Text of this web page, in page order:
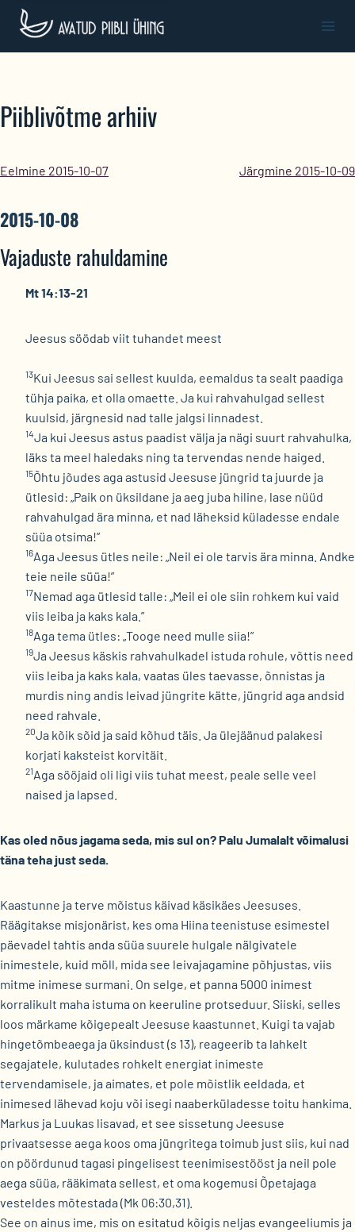
Skip
content
Piiblivõtme arhiiv
Eelmine 2015-10-07 Järgmine 2015-10-09
2015-10-08
Vajaduste rahuldamine
Mt 14:13-21
Jeesus söödab viit tuhandet meest
13Kui Jeesus sai sellest kuulda, eemaldus ta sealt paadiga
tühja paika, et olla omaette. Ja kui rahvahulgad sellest
kuulsid, järgnesid nad talle jalgsi linnadest.
14Ja kui Jeesus astus paadist välja ja nägi suurt rahvahulka,
läks ta meel haledaks ning ta tervendas nende haiged.
15Õhtu jõudes aga astusid Jeesuse jüngrid ta juurde ja
ütlesid: „Paik on üksildane ja aeg juba hiline, lase nüüd
rahvahulgad ära minna, et nad läheksid küladesse endale
süüa otsima!”
16Aga Jeesus ütles neile: „Neil ei ole tarvis ära minna. Andke
teie neile süüa!”
17Nemad aga ütlesid talle: „Meil ei ole siin rohkem kui vaid
viis leiba ja kaks kala.”
18Aga tema ütles: „Tooge need mulle siia!”
19Ja Jeesus käskis rahvahulkadel istuda rohule, võttis need
viis leiba ja kaks kala, vaatas üles taevasse, õnnistas ja
murdis ning andis leivad jüngrite kätte, jüngrid aga andsid
need rahvale.
20Ja kõik sõid ja said kõhud täis. Ja ülejäänud palakesi
korjati kaksteist korvitäit.
21Aga sööjaid oli ligi viis tuhat meest, peale selle veel
naised ja lapsed.
Kas oled nõus jagama seda, mis sul on? Palu Jumalalt võimalusi
täna teha just seda.
Kaastunne ja terve mõistus käivad käsikäes Jeesuses.
Räägitakse misjonärist, kes oma Hiina teenistuse esimestel
päevadel tahtis anda süüa suurele hulgale nälgivatele
inimestele, kuid möll, mida see leivajagamine põhjustas, viis
mitme inimese surmani. On selge, et panna 5000 inimest
korralikult maha istuma on keeruline protseduur. Siiski, selles
loos märkame kõigepealt Jeesuse kaastunnet. Kuigi ta vajab
hingetõmbeaega ja üksindust (s 13), reageerib ta lahkelt
segajatele, kulutades rohkelt energiat inimeste
tervendamisele, ja aimates, et pole mõistlik eeldada, et
inimesed lähevad koju või isegi naaberküladesse toitu hankima.
Markus ja Luukas lisavad, et see sissetung Jeesuse
privaatsesse aega koos oma jüngritega toimub just siis, kui nad
on pöördunud tagasi pingelisest teenimisestööst ja neil pole
aega süüa, rääkimata sellest, et oma kogemusi Õpetajaga
vesteldes mõtestada (Mk 06:30,31).
See on ainus ime, mis on esitatud kõigis neljas evangeeliumis ja